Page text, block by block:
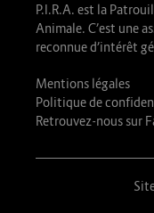
P.I.R.A. est la
Animale. C’est une
reconnue d’intérêt
Mentions légales
Politique de
Retrouvez-nous sur